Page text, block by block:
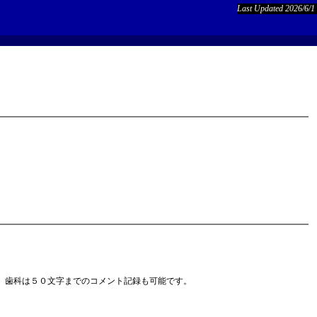
Last Updated 2026/6/1
科は５０文字までのコメント記録も可能です。